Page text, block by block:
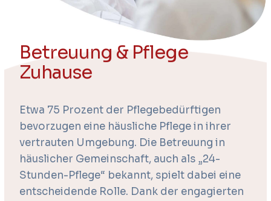
Betreuung & Pflege
Zuhause
Etwa 75 Prozent der Pflegebedürftigen
bevorzugen eine häusliche Pflege in ihrer
vertrauten Umgebung. Die Betreuung in
häuslicher Gemeinschaft, auch als „24-
Stunden-Pflege“ bekannt, spielt dabei eine
entscheidende Rolle. Dank der engagierten